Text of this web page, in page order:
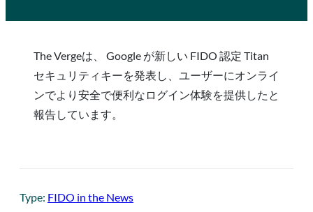
The Vergeは、 Google が新しい FIDO 認定 Titan
セキュリティキーを発表し、ユーザーにオンライ
ンでより安全で便利なログイン体験を提供したと
報告しています。
Type: FIDO in the News